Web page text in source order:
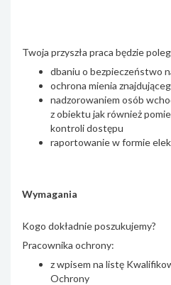
Twoja przyszła praca będzie
dbaniu o bezpieczeństwo
ochrona mienia
nadzorowaniem osób
z obiektu jak również
kontroli dostępu
raportowanie w formie
Wymagania
Kogo dokładnie poszukujemy?
Pracownika ochrony:
z wpisem na listę
Ochrony